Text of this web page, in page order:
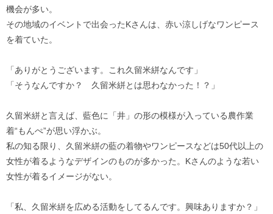
機会が多い。
その地域のイベントで出会ったKさんは、赤い涼しげなワンピース
を着ていた。
「ありがとうございます。これ久留米絣なんです」
「そうなんですか？ 久留米絣とは思わなかった！？」
久留米絣と言えば、藍色に「井」の形の模様が入っている農作業
着“もんぺ”が思い浮かぶ。
私の知る限り、久留米絣の藍の着物やワンピースなどは50代以上の
女性が着るようなデザインのものが多かった。Kさんのような若い
女性が着るイメージがない。
「私、久留米絣を広める活動をしてるんです。興味ありますか？」